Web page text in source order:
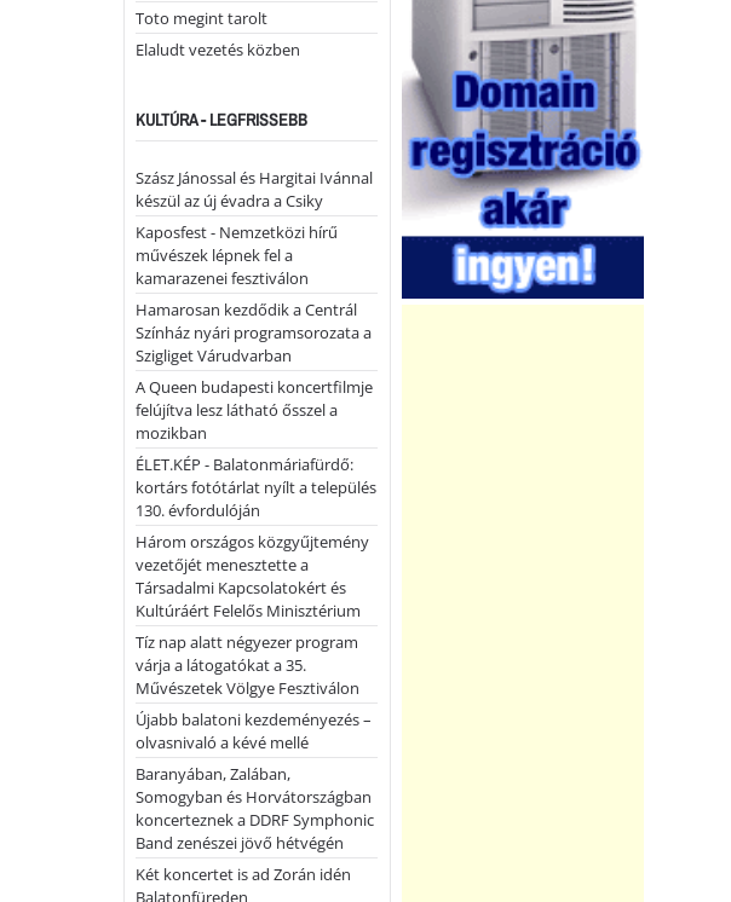
Toto megint tarolt
Elaludt vezetés közben
KULTÚRA - LEGFRISSEBB
Szász Jánossal és Hargitai Ivánnal
készül az új évadra a Csiky
Kaposfest - Nemzetközi hírű
művészek lépnek fel a
kamarazenei fesztiválon
Hamarosan kezdődik a Centrál
Színház nyári programsorozata a
Szigliget Várudvarban
A Queen budapesti koncertfilmje
felújítva lesz látható ősszel a
mozikban
ÉLET.KÉP - Balatonmáriafürdő:
kortárs fotótárlat nyílt a település
130. évfordulóján
Három országos közgyűjtemény
vezetőjét menesztette a
Társadalmi Kapcsolatokért és
Kultúráért Felelős Minisztérium
Tíz nap alatt négyezer program
várja a látogatókat a 35.
Művészetek Völgye Fesztiválon
Újabb balatoni kezdeményezés –
olvasnivaló a kévé mellé
Baranyában, Zalában,
Somogyban és Horvátországban
koncerteznek a DDRF Symphonic
Band zenészei jövő hétvégén
Két koncertet is ad Zorán idén
Balatonfüreden